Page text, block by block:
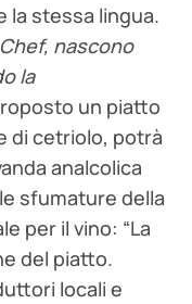
la stessa lingua.
nascono
la
un piatto
di cetriolo, potrà
analcolica
sfumature della
per il vino: “La
del piatto.
locali e